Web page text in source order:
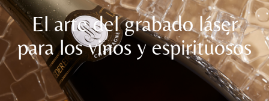
El arte del grabado láser
para los vinos y espirituosos